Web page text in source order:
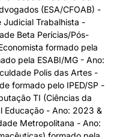
(ESA/CFOAB) -
Judicial Trabalhista -
Beta Perícias/Pós-
formado pela
pela ESABI/MG - Ano:
Polis das Artes -
formado pelo IPED/SP -
TI (Ciências da
Educação - Ano: 2023 &
Metropolitana - Ano: